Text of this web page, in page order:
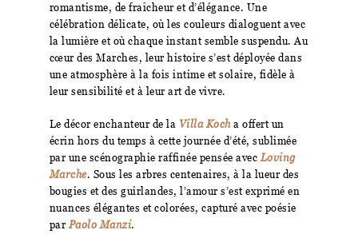
romantisme, de fraîcheur et d’élégance. Une
célébration délicate, où les couleurs dialoguent avec
la lumière et où chaque instant semble suspendu. Au
cœur des Marches, leur histoire s’est déployée dans
une atmosphère à la fois intime et solaire, fidèle à
leur sensibilité et à leur art de vivre.
Le décor enchanteur de la Villa Kocha offert un
écrin hors du temps à cette journée d’été, sublimée
par une scénographie raffinée pensée avec Loving
Marche. Sous les arbres centenaires, à la lueur des
bougies et des guirlandes, l’amour s’est exprimé en
nuances élégantes et colorées, capturé avec poésie
parPaolo Manzi.